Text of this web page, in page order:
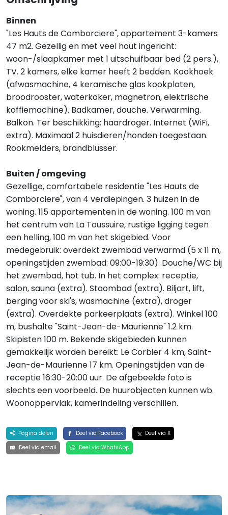
Binnen
"Les Hauts de Comborciere", appartement 3-kamers
47 m2. Gezellig en met veel hout ingericht:
woon-/slaapkamer met 1 uitschuifbaar bed (2 pers.),
TV. 2 kamers, elke kamer heeft 2 bedden. Kookhoek
(afwasmachine, 4 keramische glas kookplaten,
broodrooster, waterkoker, magnetron, elektrische
koffiemachine). Badkamer, douche. Verwarming.
Balkon. Ter beschikking: haardroger. Internet (WiFi,
extra). Maximaal 2 huisdieren/honden toegestaan.
Rookmelders, brandblusser.
Buiten / omgeving
Gezellige, comfortabele residentie "Les Hauts de
Comborciere", van 4 verdiepingen. 3 huizen in de
woning. 115 appartementen in de woning. 100 m van
het centrum van La Toussuire, rustige ligging tegen
een helling, 100 m van het skigebied. Voor
medegebruik: overdekt zwembad verwarmd (5 x 11 m,
openingstijden zwembad: 09:00-19:30). Douche/WC bij
het zwembad, hot tub. In het complex: receptie,
salon, sauna (extra). Stoombad (extra). Biljart, lift,
berging voor ski's, wasmachine (extra), droger
(extra). Overdekte parkeerplaats (extra). Winkel 100
m, bushalte "Saint-Jean-de-Maurienne" 1.2 km.
Skipisten 100 m. Bekende skigebieden kunnen
gemakkelijk worden bereikt: Le Corbier 4 km, Saint-
Jean-de-Maurienne 17 km. Openingstijden van de
receptie 16:30-20:00 uur. De afgebeelde foto is
slechts een voorbeeld. De huurobjecten kunnen wb.
Woonoppervlak, kamerindeling verschillen.
Pagina delen Deel via Facebook
Deel via X
Deel via email
Deel via WhatsApp